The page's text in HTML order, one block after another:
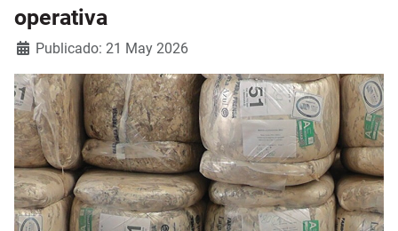
operativa
Detalles
Publicado: 21 May 2026